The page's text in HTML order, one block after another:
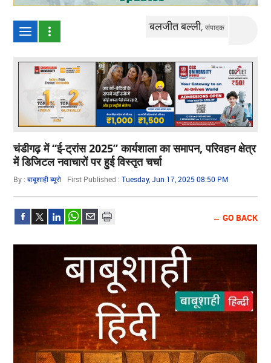
बलजीत बल्ली,संपादक
चंडीगढ़ में “ई-ट्रांस 2025” कार्यशाला का समापन, परिवहन क्षेत्र
में डिजिटल नवाचारों पर हुई विस्तृत चर्चा
By :बाबूशाही ब्यूरो First Published :Tuesday, Jun 17, 2025 08:50 PM
← GO BACK